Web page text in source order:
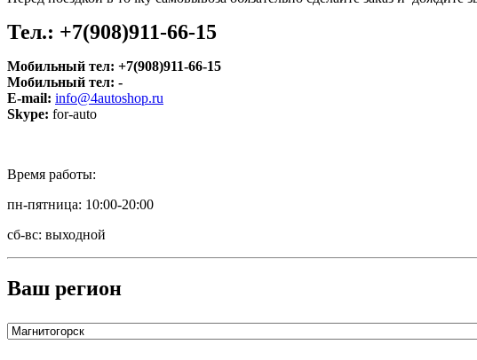
Тел.: +7(908)911-66-15
Мобильный тел: +7(908)911-66-15
Мобильный тел: -
E-mail: info@4autoshop.ru
Skype: for-auto
Время работы:
пн-пятница: 10:00-20:00
сб-вс: выходной
Ваш регион